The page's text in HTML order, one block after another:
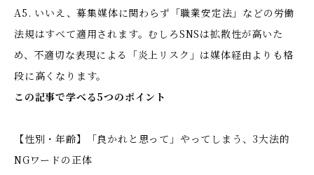
A5. いいえ、募集媒体に関わらず「職業安定法」などの労働
法規はすべて適用されます。むしろSNSは拡散性が高いた
め、不適切な表現による「炎上リスク」は媒体経由よりも格
段に高くなります。
この記事で学べる5つのポイント
【性別・年齢】「良かれと思って」やってしまう、3大法的
NGワードの正体